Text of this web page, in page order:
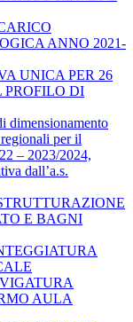
ANNO 2021-
UNICA PER 26
PROFILO DI
dimensionamento
per il
– 2023/2024,
dall’a.s.
E BAGNI
AULA